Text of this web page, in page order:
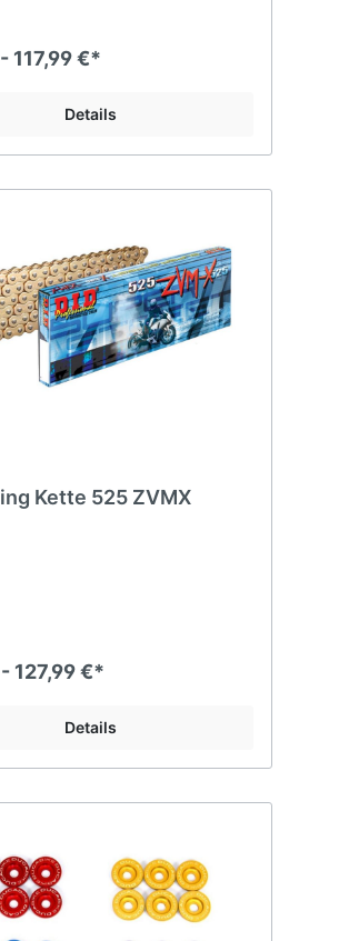
117,99 €*
Details
Kette 525 ZVMX
127,99 €*
Details